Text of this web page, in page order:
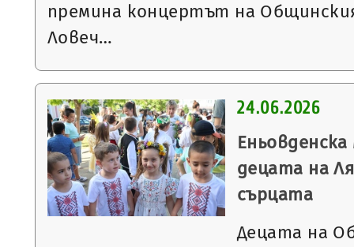
премина концертът на
Ловеч…
24.06.2026
децата на
сърцата
Децата на